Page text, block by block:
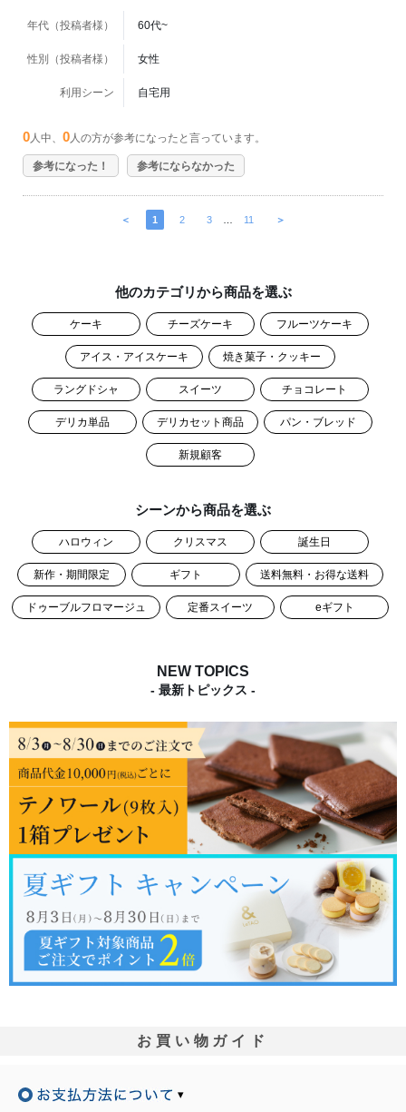
年代（投稿者様） 60代~
性別（投稿者様） 女性
利用シーン 自宅用
0 人中、 0 人の方が参考になったと言っています。
参考になった！ 参考にならなかった
＜ 1 2 3 … 11 ＞
他のカテゴリから商品を選ぶ
ケーキ チーズケーキ フルーツケーキ
アイス・アイスケーキ 焼き菓子・クッキー
ラングドシャ スイーツ チョコレート
デリカ単品 デリカセット商品 パン・ブレッド
新規顧客
シーンから商品を選ぶ
ハロウィン クリスマス 誕生日
新作・期間限定 ギフト 送料無料・お得な送料
ドゥーブルフロマージュ 定番スイーツ eギフト
NEW TOPICS
- 最新トピックス -
お買い物ガイド
▾